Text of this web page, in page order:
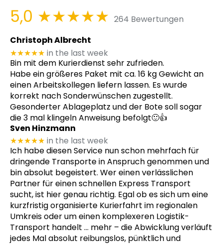
5,0 ★★★★★ 264 Bewertungen
Christoph Albrecht
★★★★★ in the last week
Bin mit dem Kurierdienst sehr zufrieden.
Habe ein größeres Paket mit ca. 16 kg Gewicht an
einen Arbeitskollegen liefern lassen. Es wurde
korrekt nach Sonderwünschen zugestellt.
Gesonderter Ablageplatz und der Bote soll sogar
die 3 mal klingeln Anweisung befolgt🙂👍
Sven Hinzmann
★★★★★ in the last week
Ich habe diesen Service nun schon mehrfach für
dringende Transporte in Anspruch genommen und
bin absolut begeistert. Wer einen verlässlichen
Partner für einen schnellen Express Transport
sucht, ist hier genau richtig. Egal ob es sich um eine
kurzfristig organisierte Kurierfahrt im regionalen
Umkreis oder um einen komplexeren Logistik-
Transport handelt … mehr – die Abwicklung verläuft
jedes Mal absolut reibungslos, pünktlich und